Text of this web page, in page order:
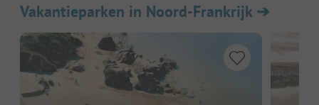
Vakantieparken in Noord-Frankrijk➔